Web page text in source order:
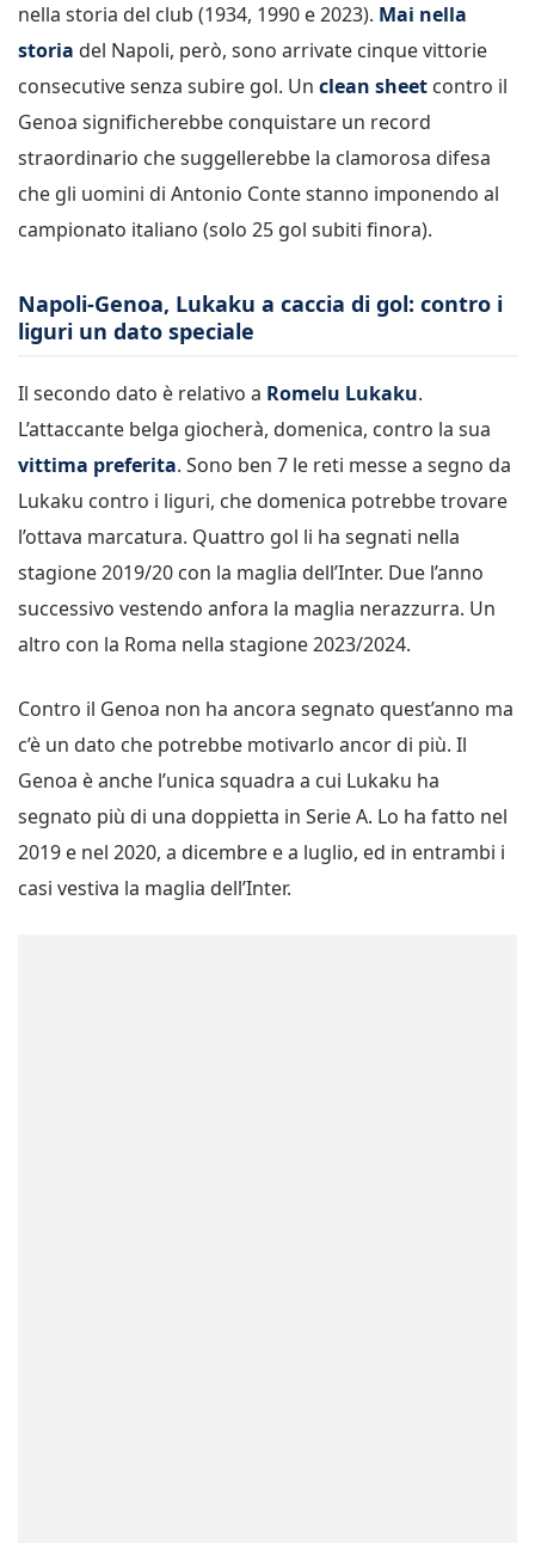
nella storia del club (1934, 1990 e 2023). Mai nella
storia del Napoli, però, sono arrivate cinque vittorie
consecutive senza subire gol. Un clean sheet contro il
Genoa significherebbe conquistare un record
straordinario che suggellerebbe la clamorosa difesa
che gli uomini di Antonio Conte stanno imponendo al
campionato italiano (solo 25 gol subiti finora).
Napoli-Genoa, Lukaku a caccia di gol: contro i
liguri un dato speciale
Il secondo dato è relativo a Romelu Lukaku.
L’attaccante belga giocherà, domenica, contro la sua
vittima preferita. Sono ben 7 le reti messe a segno da
Lukaku contro i liguri, che domenica potrebbe trovare
l’ottava marcatura. Quattro gol li ha segnati nella
stagione 2019/20 con la maglia dell’Inter. Due l’anno
successivo vestendo anfora la maglia nerazzurra. Un
altro con la Roma nella stagione 2023/2024.
Contro il Genoa non ha ancora segnato quest’anno ma
c’è un dato che potrebbe motivarlo ancor di più. Il
Genoa è anche l’unica squadra a cui Lukaku ha
segnato più di una doppietta in Serie A. Lo ha fatto nel
2019 e nel 2020, a dicembre e a luglio, ed in entrambi i
casi vestiva la maglia dell’Inter.